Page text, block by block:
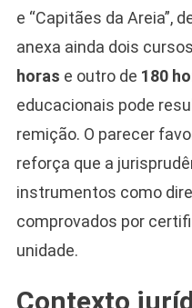
e “Capitães da Areia”,
anexa ainda dois
horas e outro de 180
educacionais pode
remição. O parecer
reforça que a
instrumentos como
comprovados por
unidade.
Contexto